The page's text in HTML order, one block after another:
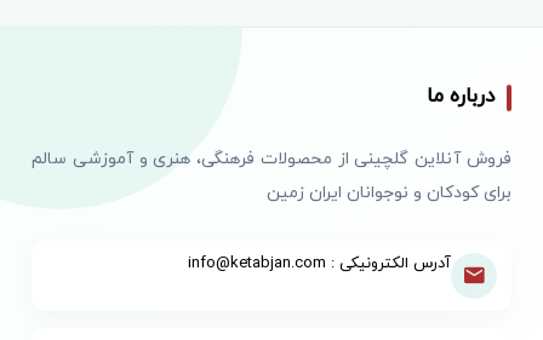
درباره ما
فروش آنلاین گلچینی از محصولات فرهنگی، هنری و آموزشی سالم
برای کودکان و نوجوانان ایران زمین
آدرس الکترونیکی : info@ketabjan.com